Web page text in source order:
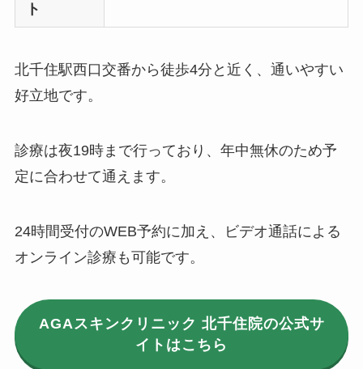
ト
北千住駅西口交番から徒歩4分と近く、通いやすい
好立地です。
診療は夜19時まで行っており、年中無休のため予
定に合わせて通えます。
24時間受付のWEB予約に加え、ビデオ通話による
オンライン診療も可能です。
AGAスキンクリニック 北千住院の公式サ
イトはこちら